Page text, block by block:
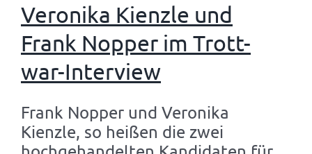
Veronika Kienzle und
Frank Nopper im Trott-
war-Interview
Frank Nopper und Veronika
Kienzle, so heißen die zwei